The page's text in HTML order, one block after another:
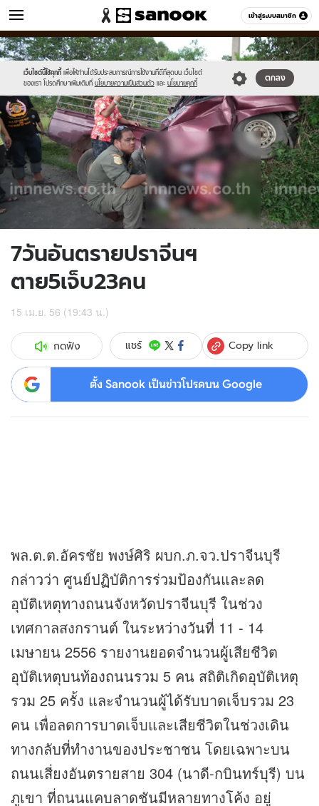
เข้าสู่ระบบสมาชิก
ข่าว หมวดอื่นๆ
เว็บไซต์นี้ใช้คุกกี้ เพื่อให้ท่านได้รับประสบการณ์การใช้งานที่ดีที่สุดบน เว็บไซต์
ของเรา โปรดศึกษาเพิ่มเติมที่ นโยบายความเป็นส่วนตัว และ นโยบายคุกกี้
ตกลง
Sanook
//s.isanook.com/sr/0/images/logo-
new-
sanook.png
600
60
//s.isanook.com/ns/0/ud/236/1180627/446911-
01.jpg
7วันอันตรายปราจีนฯ
ตาย5เจ็บ23คน
15 เม.ย. 56 (19:43 น.)
กดฟัง แชร์ Copy link
ตั้ง Sanook เป็นข่าวโปรดบน Google
พล.ต.ต.อัครชัย พงษ์ศิริ ผบก.ภ.จว.ปราจีนบุรี
กล่าวว่า ศูนย์ปฏิบัติการร่วมป้องกันและลด
อุบัติเหตุทางถนนจังหวัดปราจีนบุรี ในช่วง
เทศกาลสงกรานต์ ในระหว่างวันที่ 11 - 14
เมษายน 2556 รายงานยอดจำนวนผู้เสียชีวิต
อุบัติเหตุบนท้องถนนรวม 5 คน สถิติเกิดอุบัติเหตุ
รวม 25 ครั้ง และจำนวนผู้ได้รับบาดเจ็บรวม 23
คน เพื่อลดการบาดเจ็บและเสียชีวิตในช่วงเดิน
ทางกลับที่ทำงานของประชาชน โดยเฉพาะบน
ถนนเสี่ยงอันตรายสาย 304 (นาดี-กบินทร์บุรี) บน
ภูเขา ที่ถนนแคบลาดชันมีหลายทางโค้ง อยู่